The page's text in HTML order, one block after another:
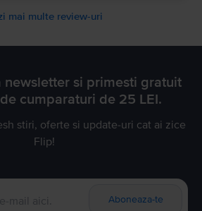
mai multe review-uri
newsletter si primesti gratuit
cumparaturi de 25 LEI.
stiri, oferte si update-uri cat ai zice
Flip!
Aboneaza-te